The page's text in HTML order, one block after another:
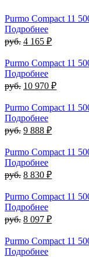
Purmo Compact 11
Подробнее
руб. 4 165 ₽
Purmo Compact 11
Подробнее
руб. 10 970 ₽
Purmo Compact 11
Подробнее
руб. 9 888 ₽
Purmo Compact 11
Подробнее
руб. 8 830 ₽
Purmo Compact 11
Подробнее
руб. 8 097 ₽
Purmo Compact 11
Подробнее